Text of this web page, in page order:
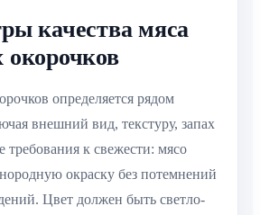
качества мяса
определяется рядом
внешний вид, текстуру, запах
к свежести: мясо
окраску без потемнений
Цвет должен быть светло-